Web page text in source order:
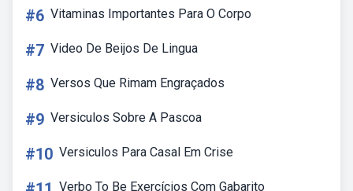
#6 Vitaminas Importantes Para O Corpo
#7 Video De Beijos De Lingua
#8 Versos Que Rimam Engraçados
#9 Versiculos Sobre A Pascoa
#10 Versiculos Para Casal Em Crise
Verbo To Be Exercícios Com Gabarito